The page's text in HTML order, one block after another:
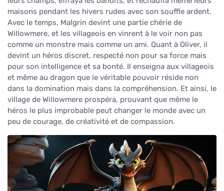
maisons pendant les hivers rudes avec son souffle ardent.
Avec le temps, Malgrin devint une partie chérie de
Willowmere, et les villageois en vinrent à le voir non pas
comme un monstre mais comme un ami. Quant à Oliver, il
devint un héros discret, respecté non pour sa force mais
pour son intelligence et sa bonté. Il enseigna aux villageois
et même au dragon que le véritable pouvoir réside non
dans la domination mais dans la compréhension. Et ainsi, le
village de Willowmere prospéra, prouvant que même le
héros le plus improbable peut changer le monde avec un
peu de courage, de créativité et de compassion.